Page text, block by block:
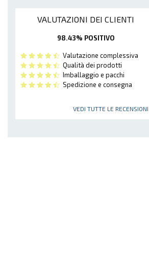
VALUTAZIONI DEI CLIENTI
98.43% POSITIVO
Valutazione complessiva
Qualità dei prodotti
Imballaggio e pacchi
Spedizione e consegna
VEDI TUTTE LE RECENSIONI